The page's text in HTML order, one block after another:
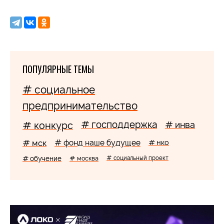
ПОПУЛЯРНЫЕ ТЕМЫ
# социальное
предпринимательство
# конкурс # господдержка # инва
# мск # фонд наше будущее # нко
# обучение # москва # социальный проект